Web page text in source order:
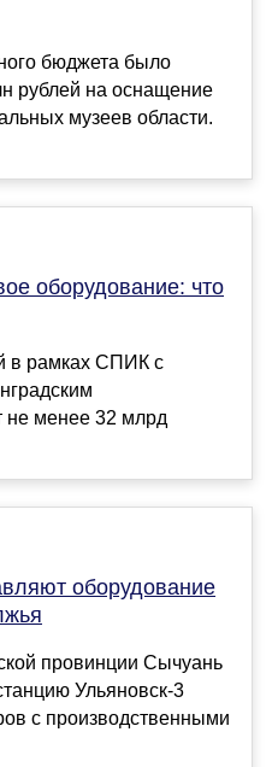
бюджета было
рублей на оснащение
музеев области.
оборудование: что
в рамках СПИК с
не менее 32 млрд
оборудование
провинции Сычуань
Ульяновск-3
с производственными